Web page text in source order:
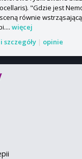
ocellaris). "Gdzie jest
sceną równie
więcej
szczegóły | opinie